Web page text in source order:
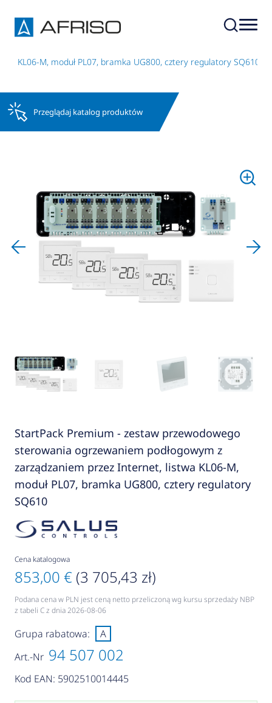
KL06-M, moduł PL07, bramka UG800, cztery regulatory SQ610
Przeglądaj katalog produktów
StartPack Premium - zestaw przewodowego
sterowania ogrzewaniem podłogowym z
zarządzaniem przez Internet, listwa KL06-M,
moduł PL07, bramka UG800, cztery regulatory
SQ610
Cena katalogowa
853,00 € (3 705,43 zł)
Podana cena w PLN jest ceną netto przeliczoną wg kursu sprzedaży NBP
z tabeli C z dnia 2026-08-06
Art.-Nr 94 507 002
Kod EAN: 5902510014445
Grupa rabatowa: A